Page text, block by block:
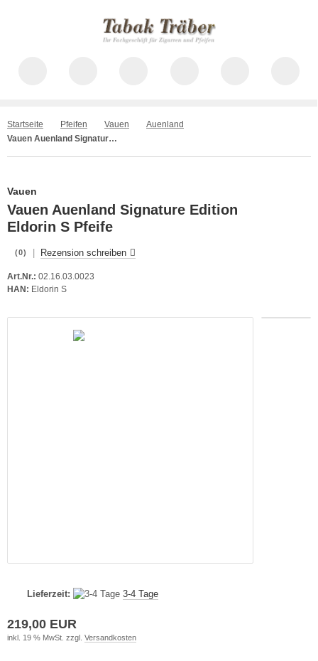
Startseite Pfeifen Vauen
Auenland
Vauen Auenland Signature Edition Eldorin S
Vauen
Vauen Auenland Signature Edition
Eldorin S Pfeife
(0) Rezension schreiben
Art.Nr.: 02.16.03.0023
HAN: Eldorin S
Lieferzeit: 3-4 Tage
219,00 EUR
inkl. 19 % MwSt. zzgl. Versandkosten